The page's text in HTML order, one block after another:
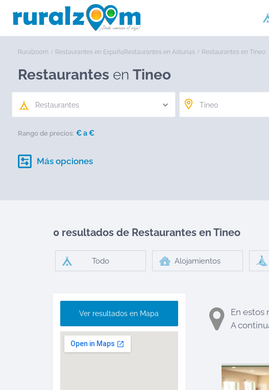
Ruralzoom Restaurantes en España Restaurantes en Asturias Restaurantes en Tineo
Restaurantes en Tineo
Restaurantes
Rango de precios: € a€
Más opciones
0 resultados de Restaurantes en Tineo
Todo Alojamientos
En estos
A
Ver resultados en Mapa